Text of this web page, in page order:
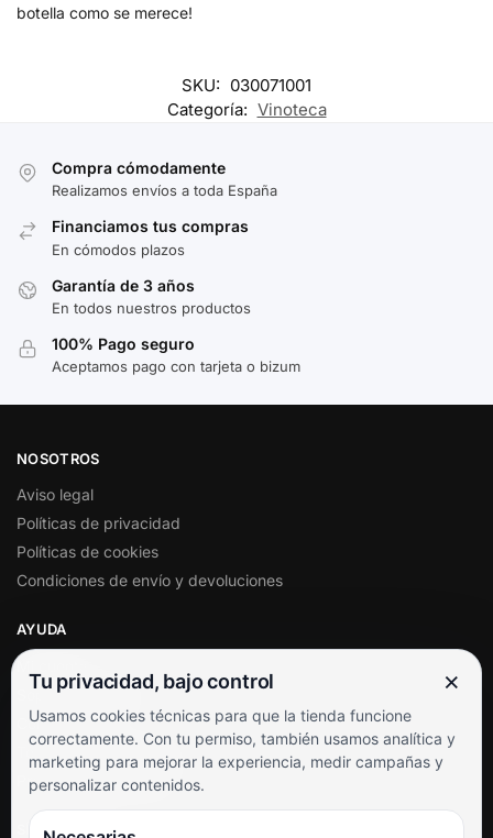
botella como se merece!
SKU: 030071001
Categoría: Vinoteca
Compra cómodamente
Realizamos envíos a toda España
Financiamos tus compras
En cómodos plazos
Garantía de 3 años
En todos nuestros productos
100% Pago seguro
Aceptamos pago con tarjeta o bizum
NOSOTROS
Aviso legal
Políticas de privacidad
Políticas de cookies
Condiciones de envío y devoluciones
AYUDA
Soporte al cliente
Contacto
Términos y condiciones
Preguntas frecuentes
SÍGUENOS
Tu privacidad, bajo control ×
Usamos cookies técnicas para que la tienda funcione
correctamente. Con tu permiso, también usamos analítica y
marketing para mejorar la experiencia, medir campañas y
personalizar contenidos.